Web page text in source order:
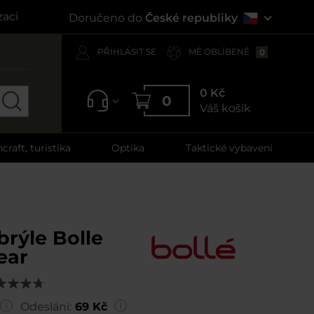
Doručeno do České republiky
PŘIHLÁSIT SE MÉ OBLÍBENÉ 0
0
0 Kč
Váš košík
turistika Optika Taktické vybavení
Bolle
Odeslání: 69 Kč